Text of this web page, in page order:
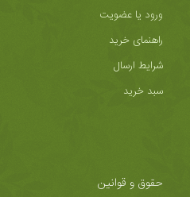
ورود یا عضویت
راهنمای خرید
شرایط ارسال
سبد خرید
حقوق و قوانین